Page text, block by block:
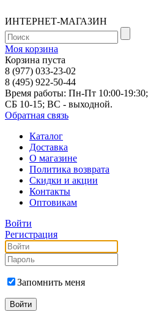
ИНТЕРНЕТ-МАГАЗИН
Моя корзина
Корзина пуста
8 (977) 033-23-02
8 (495) 922-50-44
Время работы: Пн-Пт 10:00-19:30;
СБ 10-15; ВС - выходной.
Обратная связь
Каталог
Доставка
О магазине
Политика возврата
Скидки и акции
Контакты
Оптовикам
Войти
Регистрация
Запомнить меня